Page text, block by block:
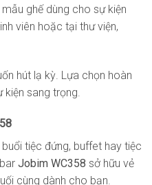
ghế dùng cho sự kiện
viên hoặc tại thư viện,
hút lạ kỳ. Lựa chọn hoàn
sang trọng.
tiệc đứng, buffet hay tiệc
Jobim WC358 sở hữu vẻ
cùng dành cho bạn.